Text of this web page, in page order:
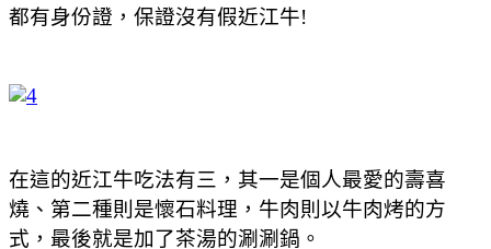
都有身份證，保證沒有假近江牛!
在這的近江牛吃法有三，其一是個人最愛的壽喜
燒、第二種則是懷石料理，牛肉則以牛肉烤的方
式，最後就是加了茶湯的涮涮鍋。